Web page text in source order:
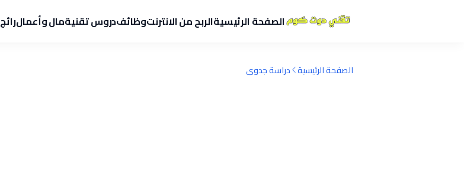
الصفحة الرئيسيةالربح من الانترنتوظائفدروس تقنيةمال وأعمالرائج
الصفحة الرئيسية دراسة جدوى